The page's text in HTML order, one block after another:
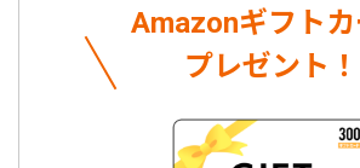
Amazonギフト
プレゼント！